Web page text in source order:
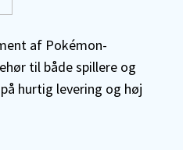
af Pokémon-
til både spillere og
hurtig levering og høj